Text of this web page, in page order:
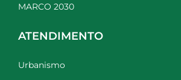
MARCO 2030
ATENDIMENTO
Urbanismo